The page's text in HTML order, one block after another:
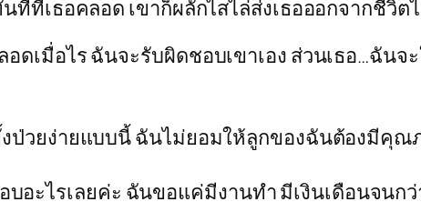
ทีที่เธอคลอด เขาก็ผลักไสไล่ส่งเธอออกจากชีวิต
ดเมื่อไร ฉันจะรับผิดชอบเขาเอง ส่วนเธอ…ฉันจ
งป่วยง่ายแบบนี้ ฉันไม่ยอมให้ลูกของฉันต้องมีคุ
ะไรเลยค่ะ ฉันขอแค่มีงานทำ มีเงินเดือนจนก